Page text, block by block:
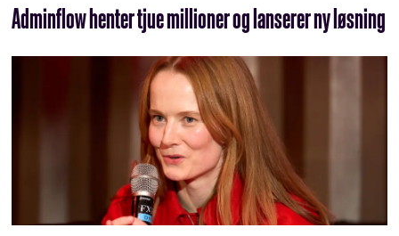
Adminflow henter tjue millioner og lanserer ny løsning